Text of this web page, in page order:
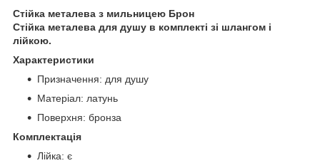
Стійка металева з мильницею Брон
Стійка металева для душу в комплекті зі шлангом і
лійкою.
Характеристики
Призначення: для душу
Матеріал: латунь
Поверхня: бронза
Комплектація
Лійка: є